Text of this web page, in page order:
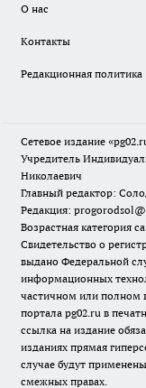
О нас
Контакты
Редакционная политика
Сетевое издание
Учредитель
Николаевич
Главный редактор:
Редакция:
Возрастная категория
Свидетельство о
выдано Федеральной
информационных
частичном или полном
портала pg02.ru в
ссылка на издание
изданиях прямая
случае будут
смежных правах.